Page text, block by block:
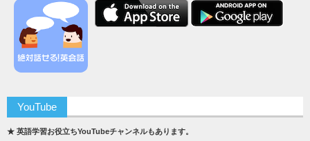
YouTube
★ 英語学習お役立ちYouTubeチャンネルもあります。